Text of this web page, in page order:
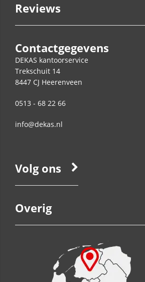
Reviews
Contactgegevens
DEKAS kantoorservice
Trekschuit 14
8447 CJ Heerenveen
0513 - 68 22 66
info@dekas.nl
Volg ons
Overig